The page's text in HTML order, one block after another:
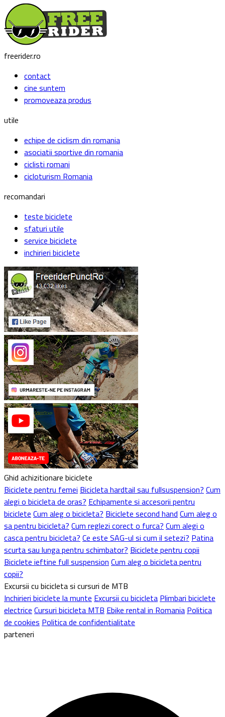
freerider.ro
contact
cine suntem
promoveaza produs
utile
echipe de ciclism din romania
asociatii sportive din romania
ciclisti romani
cicloturism Romania
recomandari
teste biciclete
sfaturi utile
service biciclete
inchirieri biciclete
Ghid achizitionare biciclete
Biciclete pentru femei Bicicleta hardtail sau fullsuspension? Cum
alegi o bicicleta de oras? Echipamente si accesorii pentru
biciclete Cum aleg o bicicleta? Biciclete second hand Cum aleg o
sa pentru bicicleta? Cum reglezi corect o furca? Cum alegi o
casca pentru bicicleta? Ce este SAG-ul si cum il setezi? Patina
scurta sau lunga pentru schimbator? Biciclete pentru copii
Biciclete ieftine full suspension Cum aleg o bicicleta pentru
copii?
Excursii cu bicicleta si cursuri de MTB
Inchirieri biciclete la munte Excursii cu bicicleta Plimbari biciclete
electrice Cursuri bicicleta MTB Ebike rental in Romania Politica
de cookies Politica de confidentialitate
parteneri